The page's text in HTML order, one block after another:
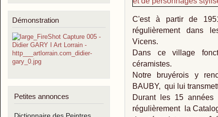
Démonstration
Petites annonces
C'est à partir de
régulièrement dans
Vicens.
Dans ce village
céramistes.
Notre bruyérois y
BAUBY, qui lui
Durant les 15 années
régulièrement la